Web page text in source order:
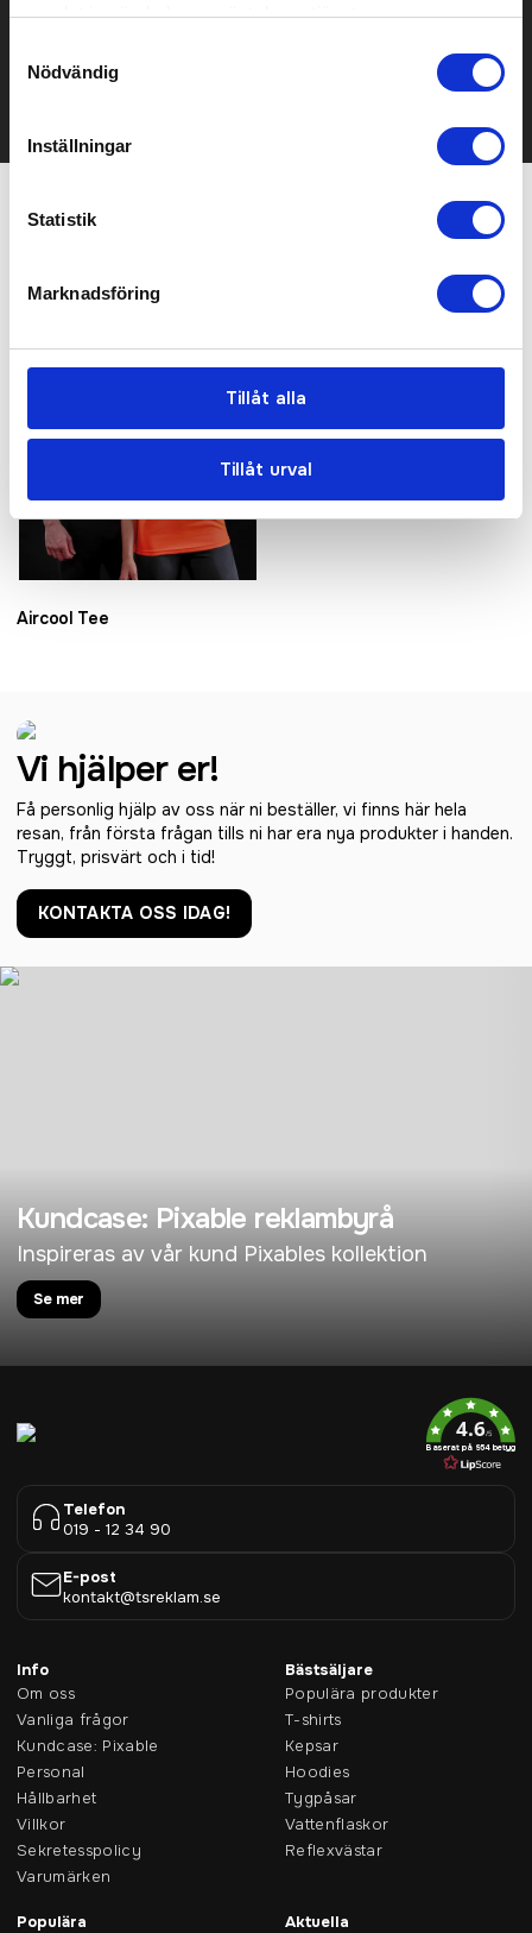
samlat in när du har använt deras tjänster.
Nödvändig
Inställningar
Statistik
Marknadsföring
Tillåt alla
Tillåt urval
Kontakta oss här för att få förslag på produkt och pris över
Det går också utmärkt att bara ställa frågor!
Relaterade produkter
Aircool Tee
Vi hjälper er!
Få personlig hjälp av oss när ni beställer, vi finns här hela
resan, från första frågan tills ni har era nya produkter i handen.
Tryggt, prisvärt och i tid!
KONTAKTA OSS IDAG!
Kundcase: Pixable reklambyrå
Inspireras av vår kund Pixables kollektion
Se mer
4.6/5
Baserat på 954 betyg
Telefon
019 - 12 34 90
E-post
kontakt@tsreklam.se
Info
Om oss
Vanliga frågor
Kundcase: Pixable
Personal
Hållbarhet
Villkor
Sekretesspolicy
Varumärken
Bästsäljare
Populära produkter
T-shirts
Kepsar
Hoodies
Tygpåsar
Vattenflaskor
Reflexvästar
Populära Aktuella